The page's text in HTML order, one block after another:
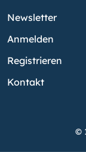
Newsletter
Anmelden
Registrieren
Kontakt
©